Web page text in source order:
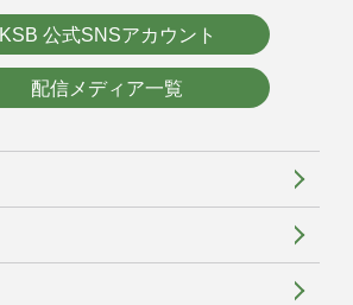
KSB 公式SNSアカウント
配信メディア一覧